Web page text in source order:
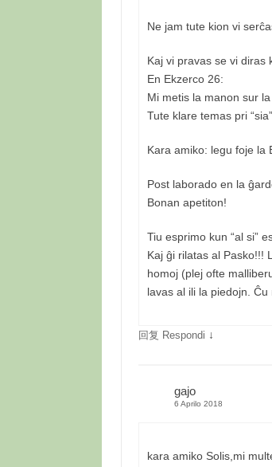
Ne jam tute kion vi
Kaj vi pravas se vi diras
En Ekzerco 26:
Mi metis la manon sur
Tute klare temas pri
Kara amiko: legu foje la
Post laborado en la
Bonan apetiton!
Tiu esprimo kun “al si”
Kaj ĝi rilatas al Pasko!!!
homoj (plej ofte
lavas al ili la piedojn. Ĉu
回复 Respondi ↓
gajo
6 Aprilo 2018
kara amiko Solis,mi